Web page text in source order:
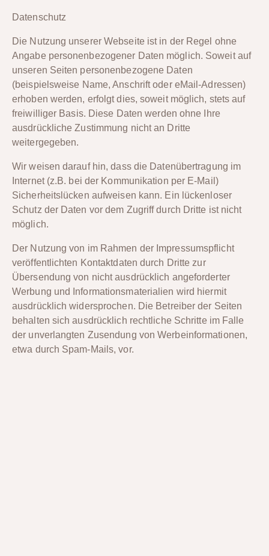
Datenschutz
Die Nutzung unserer Webseite ist in der Regel ohne
Angabe personenbezogener Daten möglich. Soweit auf
unseren Seiten personenbezogene Daten
(beispielsweise Name, Anschrift oder eMail-Adressen)
erhoben werden, erfolgt dies, soweit möglich, stets auf
freiwilliger Basis. Diese Daten werden ohne Ihre
ausdrückliche Zustimmung nicht an Dritte
weitergegeben.
Wir weisen darauf hin, dass die Datenübertragung im
Internet (z.B. bei der Kommunikation per E-Mail)
Sicherheitslücken aufweisen kann. Ein lückenloser
Schutz der Daten vor dem Zugriff durch Dritte ist nicht
möglich.
Der Nutzung von im Rahmen der Impressumspflicht
veröffentlichten Kontaktdaten durch Dritte zur
Übersendung von nicht ausdrücklich angeforderter
Werbung und Informationsmaterialien wird hiermit
ausdrücklich widersprochen. Die Betreiber der Seiten
behalten sich ausdrücklich rechtliche Schritte im Falle
der unverlangten Zusendung von Werbeinformationen,
etwa durch Spam-Mails, vor.